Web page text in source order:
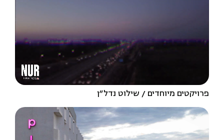
פרויקטים מיוחדים שילוט נדל״ן